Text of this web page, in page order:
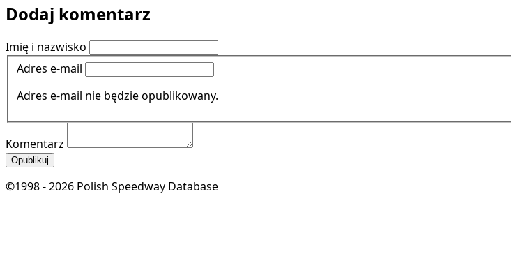
Dodaj komentarz
Imię i nazwisko
Adres e-mail
Adres e-mail nie będzie opublikowany.
Komentarz
Opublikuj
©1998 - 2026 Polish Speedway Database